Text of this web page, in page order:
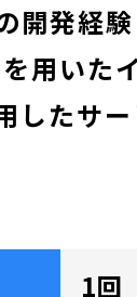
開発経験
用いた
したサ
1回